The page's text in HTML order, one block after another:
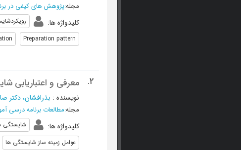
مجله:پژوهش های کیفی در
کلیدواژه ها:
Preparation pattern
2. معرفی و اعتباریابی
نویسنده : بذرافشان، دکتر
مجله:مطالعات برنامه درسی
کلیدواژه ها: شایستگی
عوامل زمینه ساز شایستگی ها